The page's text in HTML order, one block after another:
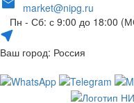
market@nipg.ru
Пн - Сб: с 9:00 до 18:00
Ваш город: Россия